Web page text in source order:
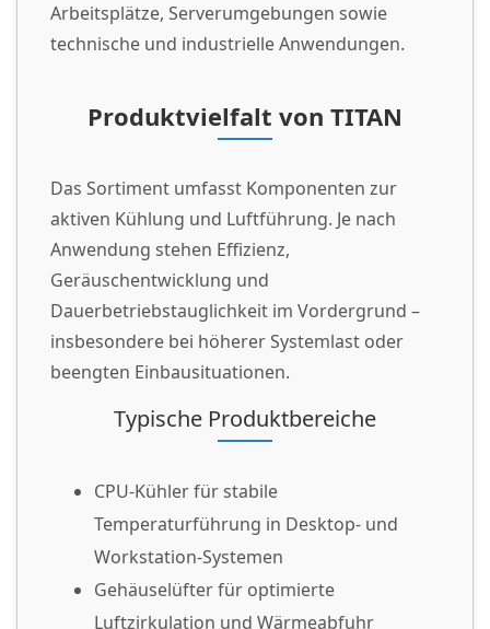
Arbeitsplätze, Serverumgebungen sowie
technische und industrielle Anwendungen.
Produktvielfalt von TITAN
Das Sortiment umfasst Komponenten zur
aktiven Kühlung und Luftführung. Je nach
Anwendung stehen Effizienz,
Geräuschentwicklung und
Dauerbetriebstauglichkeit im Vordergrund –
insbesondere bei höherer Systemlast oder
beengten Einbausituationen.
Typische Produktbereiche
CPU-Kühler für stabile
Temperaturführung in Desktop- und
Workstation-Systemen
Gehäuselüfter für optimierte
Luftzirkulation und Wärmeabfuhr